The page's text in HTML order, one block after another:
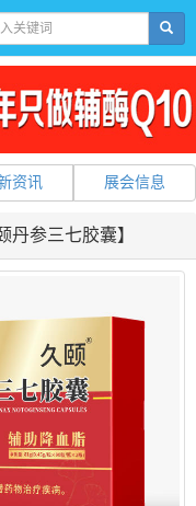
资讯 展会信息
丹参三七胶囊】